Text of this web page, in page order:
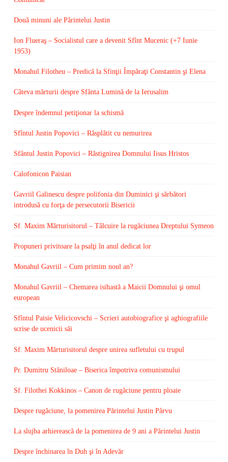
Două minuni ale Părintelui Justin
Ion Flueraş – Socialistul care a devenit Sfînt Mucenic (+7 Iunie
1953)
Monahul Filotheu – Predică la Sfinţii Împăraţi Constantin şi Elena
Câteva mărturii despre Sfânta Lumină de la Ierusalim
Despre îndemnul petiţionar la schismă
Sfîntul Justin Popovici – Răsplătit cu nemurirea
Sfântul Justin Popovici – Răstignirea Domnului Iisus Hristos
Calofonicon Paisian
Gavriil Galinescu despre polifonia din Duminici şi sărbători
introdusă cu forţa de persecutorii Bisericii
Sf. Maxim Mărturisitorul – Tâlcuire la rugăciunea Dreptului Symeon
Propuneri privitoare la psalţi în anul dedicat lor
Monahul Gavriil – Cum primim noul an?
Monahul Gavriil – Chemarea isihastă a Maicii Domnului şi omul
european
Sfîntul Paisie Velicicovschi – Scrieri autobiografice şi aghiografiile
scrise de ucenicii săi
Sf. Maxim Mărturisitorul despre unirea sufletului cu trupul
Pr. Dumitru Stăniloae – Biserica împotriva comunismului
Sf. Filothei Kokkinos – Canon de rugăciune pentru ploaie
Despre rugăciune, la pomenirea Părintelui Justin Pârvu
La slujba arhierească de la pomenirea de 9 ani a Părintelui Justin
Despre închinarea în Duh şi în Adevăr